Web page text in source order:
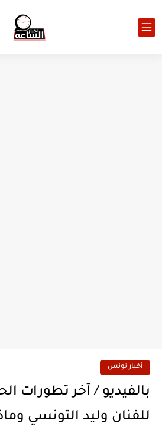
أخبار تونس
بالفيديو / آخر تطورات
للفنان وليد التونسي